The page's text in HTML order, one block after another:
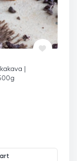
|
ekologiškas